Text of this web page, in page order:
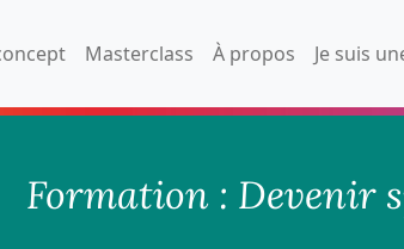
Masterclass À propos Je suis
Formation : Devenir